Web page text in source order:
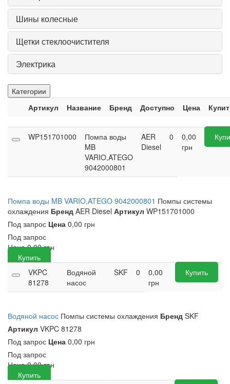
Шины колесные
Щетки стеклоочистителя
Электрика
Категории
Артикул
Название Бренд Доступно Цена
WP151701000
Помпа воды
MB
VARIO,ATEGO
9042000801
AER
Diesel
0
0,00
грн
Помпа воды MB VARIO,ATEGO 9042000801 Помпы системы
охлаждения Бренд AER Diesel Артикул WP151701000
Под запрос Цена 0,00 грн
Под запрос
Цена 0,00грн
Купить
VKPC
81278
Водяной
насос
SKF 0
0,00
грн
Купить
Водяной насос Помпы системы охлаждения Бренд SKF
Артикул VKPC 81278
Под запрос Цена 0,00 грн
Под запрос
Цена 0,00грн
Купить